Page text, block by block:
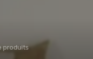
produits